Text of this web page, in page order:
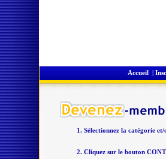
Accueil |
Sélectionnez la catégorie
Cliquez sur le bouton